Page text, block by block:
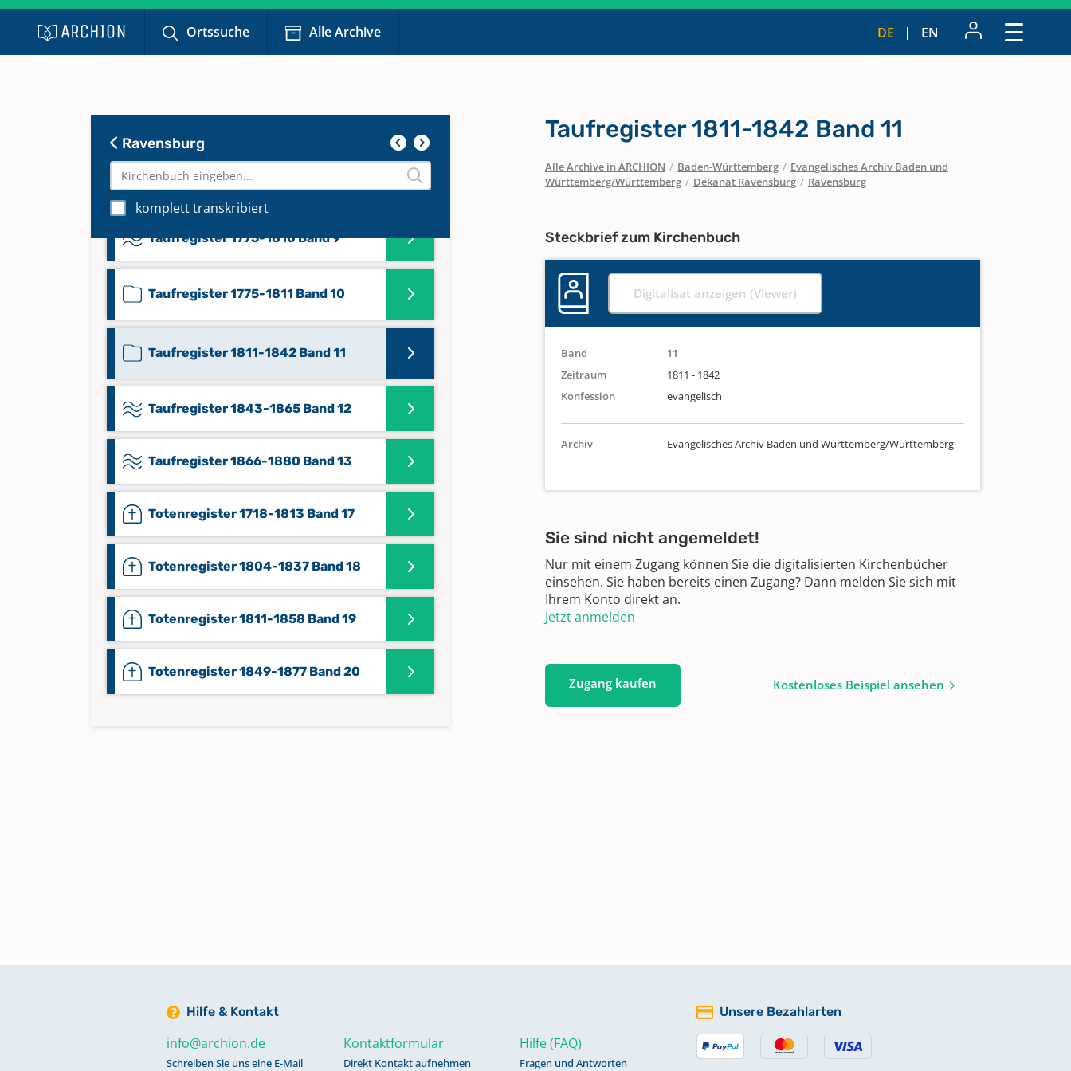
Ortssuche Alle Archive DE EN
Ravensburg
komplett transkribiert
Taufregister 1675-1774 Band 8
Taufregister 1775-1810 Band 9
Taufregister 1775-1811 Band 10
Taufregister 1811-1842 Band 11
Taufregister 1843-1865 Band 12
Taufregister 1866-1880 Band 13
Totenregister 1718-1813 Band 17
Totenregister 1804-1837 Band 18
Totenregister 1811-1858 Band 19
Totenregister 1849-1877 Band 20
Taufregister 1811-1842 Band 11
Alle Archive in ARCHION / Baden-Württemberg / Evangelisches Archiv Baden und
Württemberg/Württemberg / Dekanat Ravensburg / Ravensburg
Steckbrief zum Kirchenbuch
Digitalisat anzeigen (Viewer)
Band
11
Zeitraum
1811 - 1842
Konfession
evangelisch
Archiv Evangelisches Archiv Baden und Württemberg/Württemberg
Sie sind nicht angemeldet!
Nur mit einem Zugang können Sie die digitalisierten Kirchenbücher
einsehen. Sie haben bereits einen Zugang? Dann melden Sie sich mit
Ihrem Konto direkt an.
Jetzt anmelden
Zugang kaufen Kostenloses Beispiel ansehen
Hilfe & Kontakt
info@archion.de
Schreiben Sie uns eine E-Mail
Kontaktformular
Direkt Kontakt aufnehmen
Hilfe (FAQ)
Fragen und Antworten
Unsere Bezahlarten